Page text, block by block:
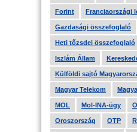
Forint Franciaországi
Gazdasági összefoglaló
Heti tőzsdei összefoglaló
Iszlám Állam
Külföldi sajtó
Magyar Telekom
MOL Mol-INA-ügy
Oroszország OTP